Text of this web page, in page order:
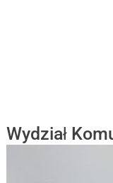
Wydział